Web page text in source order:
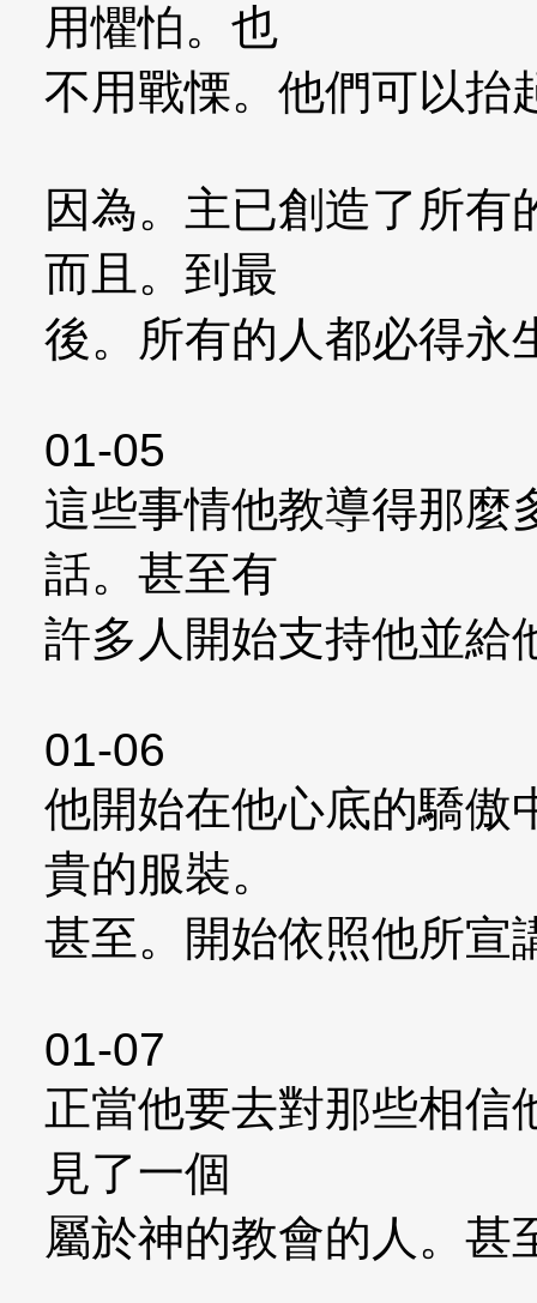
用懼怕。也
不用戰慄。他們可以抬
因為。主已創造了所有
而且。到最
後。所有的人都必得永
01-05
這些事情他教導得那麼
話。甚至有
許多人開始支持他並給
01-06
他開始在他心底的驕傲
貴的服裝。
甚至。開始依照他所宣
01-07
正當他要去對那些相信
見了一個
屬於神的教會的人。甚